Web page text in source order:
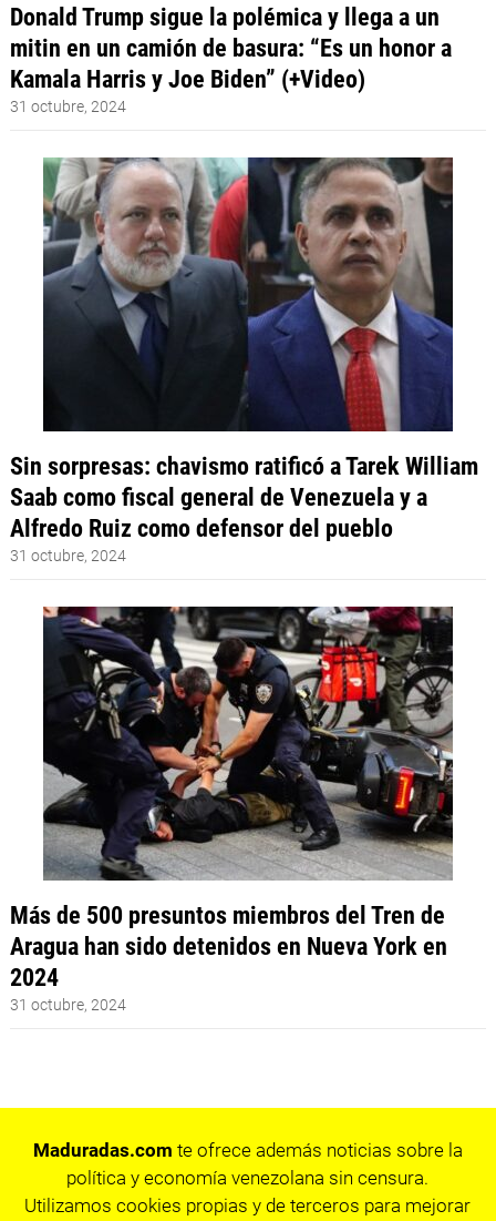
Donald Trump sigue la polémica y llega a un
mitin en un camión de basura: “Es un honor a
Kamala Harris y Joe Biden” (+Video)
31 octubre, 2024
Sin sorpresas: chavismo ratificó a Tarek William
Saab como fiscal general de Venezuela y a
Alfredo Ruiz como defensor del pueblo
31 octubre, 2024
Más de 500 presuntos miembros del Tren de
Aragua han sido detenidos en Nueva York en
2024
31 octubre, 2024
Maduradas.com te ofrece además noticias sobre la
política y economía venezolana sin censura.
Utilizamos cookies propias y de terceros para mejorar